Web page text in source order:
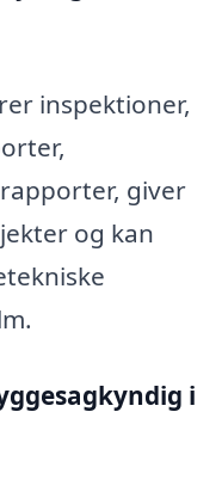
inspektioner,
giver
og kan
i